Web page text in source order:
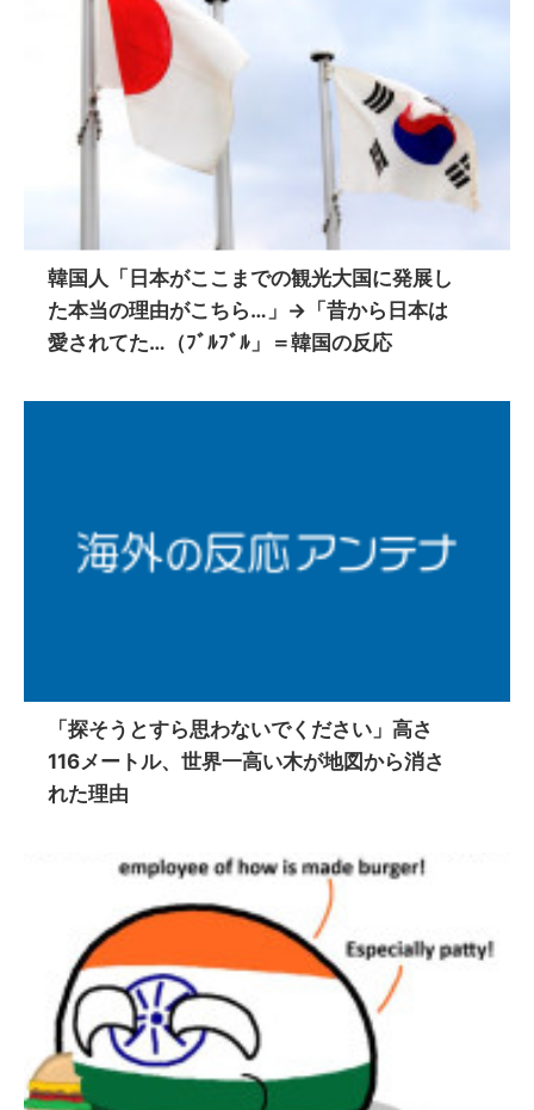
韓国人「日本がここまでの観光大国に発展し
た本当の理由がこちら…」→「昔から日本は
愛されてた…（ﾌﾞﾙﾌﾞﾙ」＝韓国の反応
「探そうとすら思わないでください」高さ
116メートル、世界一高い木が地図から消さ
れた理由